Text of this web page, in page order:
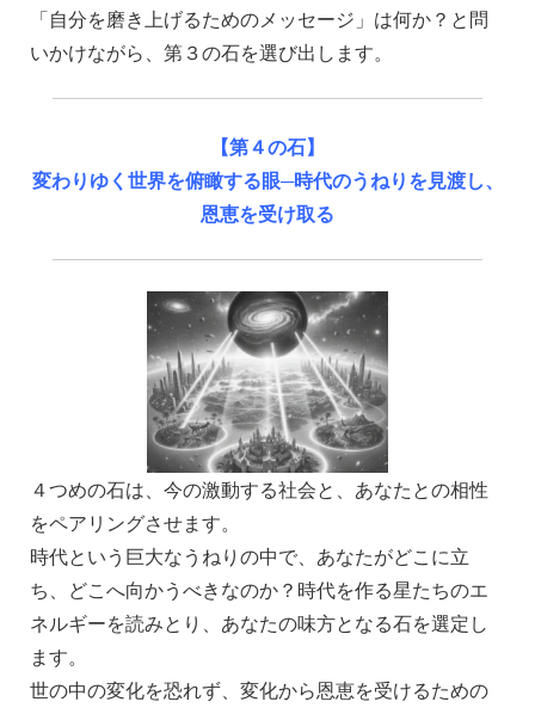
「自分を磨き上げるためのメッセージ」は何か？と問
いかけながら、第３の石を選び出します。
【第４の石】
変わりゆく世界を俯瞰する眼─時代のうねりを見渡し、
恩恵を受け取る
４つめの石は、今の激動する社会と、あなたとの相性
をペアリングさせます。
時代という巨大なうねりの中で、あなたがどこに立
ち、どこへ向かうべきなのか？時代を作る星たちのエ
ネルギーを読みとり、あなたの味方となる石を選定し
ます。
世の中の変化を恐れず、変化から恩恵を受けるための